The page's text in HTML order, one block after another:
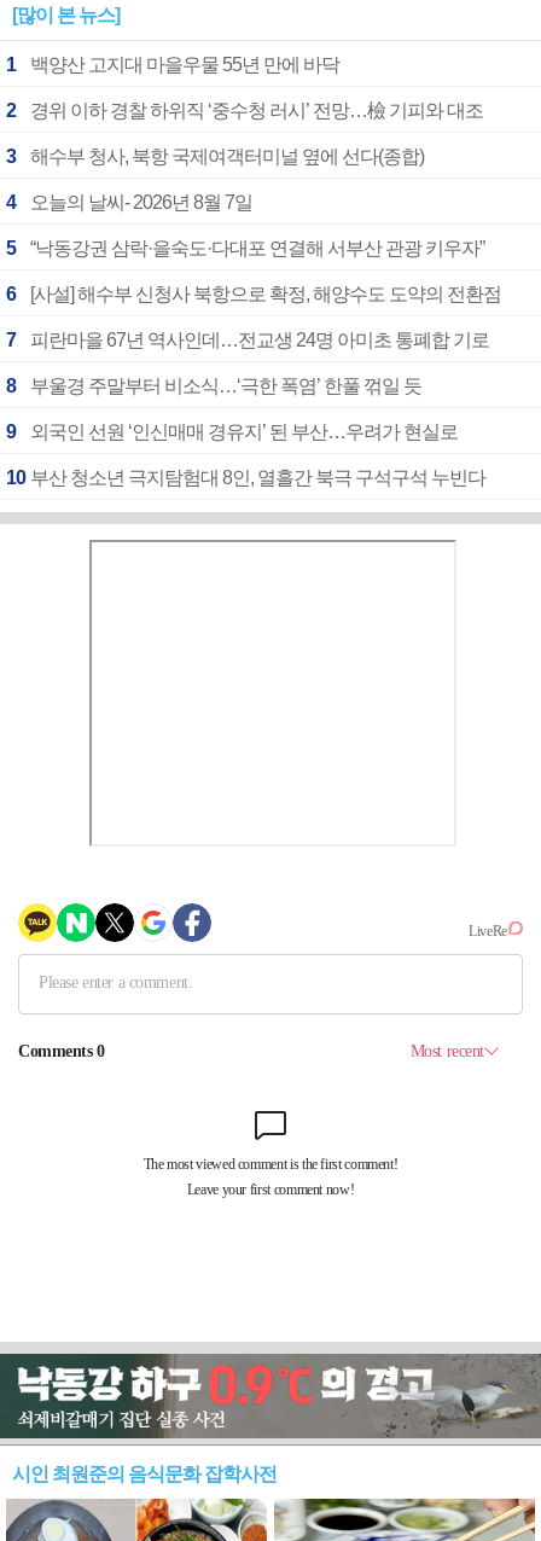
[많이 본 뉴스]
1 백양산 고지대 마을우물 55년 만에 바닥
2 경위 이하 경찰 하위직 ‘중수청 러시’ 전망…檢 기피와 대조
3 해수부 청사, 북항 국제여객터미널 옆에 선다(종합)
4 오늘의 날씨- 2026년 8월 7일
5 “낙동강권 삼락·을숙도·다대포 연결해 서부산 관광 키우자”
6 [사설] 해수부 신청사 북항으로 확정, 해양수도 도약의 전환점
7 피란마을 67년 역사인데…전교생 24명 아미초 통폐합 기로
8 부울경 주말부터 비소식…‘극한 폭염’ 한풀 꺾일 듯
9 외국인 선원 ‘인신매매 경유지’ 된 부산…우려가 현실로
10 부산 청소년 극지탐험대 8인, 열흘간 북극 구석구석 누빈다
시인 최원준의 음식문화 잡학사전